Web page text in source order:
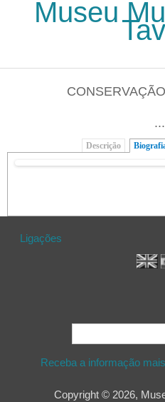
Passar para o conteúdo principal
Museu
...
Descrição
Ligações
Formulário de procura
Receba a informação
Copyright © 2026,